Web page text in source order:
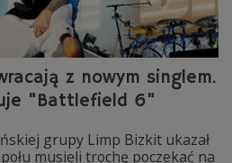
z nowym singlem.
"Battlefield 6"
grupy Limp Bizkit ukazał
musieli trochę poczekać na